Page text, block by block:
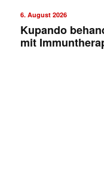
6. August 2026
Kupando
mit